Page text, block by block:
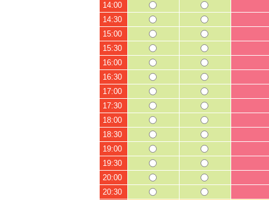
14:00
14:30
15:00
15:30
16:00
16:30
17:00
17:30
18:00
18:30
19:00
19:30
20:00
20:30